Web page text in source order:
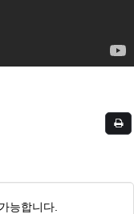
능합니다.